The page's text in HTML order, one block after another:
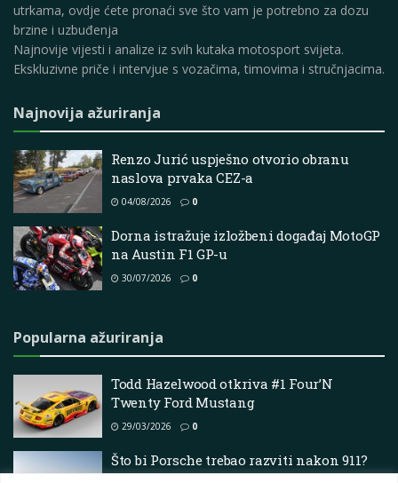
utrkama, ovdje ćete pronaći sve što vam je potrebno za dozu
brzine i uzbuđenja
Najnovije vijesti i analize iz svih kutaka motosport svijeta.
Ekskluzivne priče i intervjue s vozačima, timovima i stručnjacima.
Najnovija ažuriranja
Renzo Jurić uspješno otvorio obranu
naslova prvaka CEZ-a
04/08/2026 0
Dorna istražuje izložbeni događaj MotoGP
na Austin F1 GP-u
30/07/2026 0
Popularna ažuriranja
Todd Hazelwood otkriva #1 Four’N
Twenty Ford Mustang
29/03/2026 0
Što bi Porsche trebao razviti nakon 911?
Entuzijasti raspravljaju o budućem